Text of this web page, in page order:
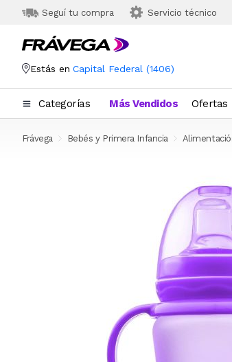
Seguí tu compra Servicio técnico
Estás en Capital Federal (1406)
Categorías Más Vendidos Ofertas
Frávega Bebés y Primera Infancia